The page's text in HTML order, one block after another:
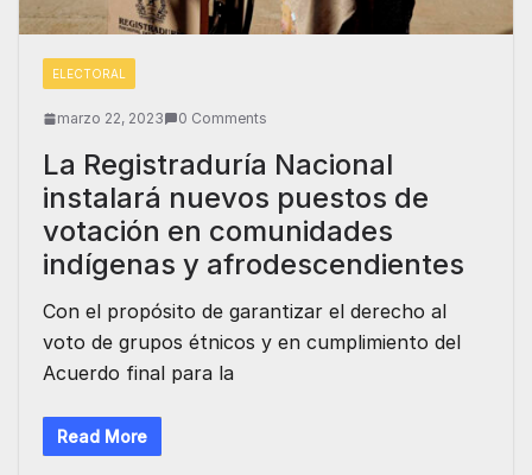
ELECTORAL
marzo 22, 2023 0 Comments
La Registraduría Nacional
instalará nuevos puestos de
votación en comunidades
indígenas y afrodescendientes
Con el propósito de garantizar el derecho al
voto de grupos étnicos y en cumplimiento del
Acuerdo final para la
Read More